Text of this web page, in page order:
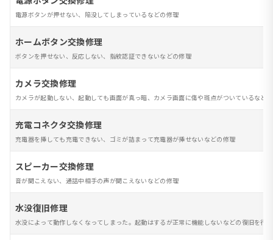
電源ボタンが押せない、陥没してしまっているなどの修理
ホームボタン交換修理
ボタンを押せない、反応しない、指紋認証できないなどの修理
カメラ交換修理
カメラが起動しない、起動しても画面が真っ暗、カメラ画面に傷や斑点がついているなど
充電コネクタ交換修理
充電器を挿しても充電できない、ゴミが詰まって充電器が挿せないなどの修理
スピーカー交換修理
音が聞こえない、通話中相手の声が聞こえないなどの修理
水没復旧修理
水没によって動作しなくなってしまった。起動はするが正常に機能しないなどの復旧を行